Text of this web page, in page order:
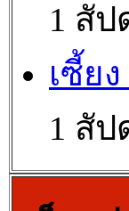
1 สัป
เซี้ย
1 สัป